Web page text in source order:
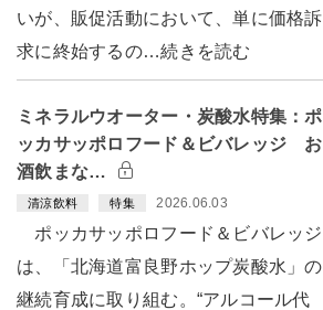
いが、販促活動において、単に価格訴
求に終始するの…続きを読む
ミネラルウオーター・炭酸水特集：ポ
ッカサッポロフード＆ビバレッジ お
酒飲まな…
清涼飲料 特集 2026.06.03
ポッカサッポロフード＆ビバレッジ
は、「北海道富良野ホップ炭酸水」の
継続育成に取り組む。“アルコール代